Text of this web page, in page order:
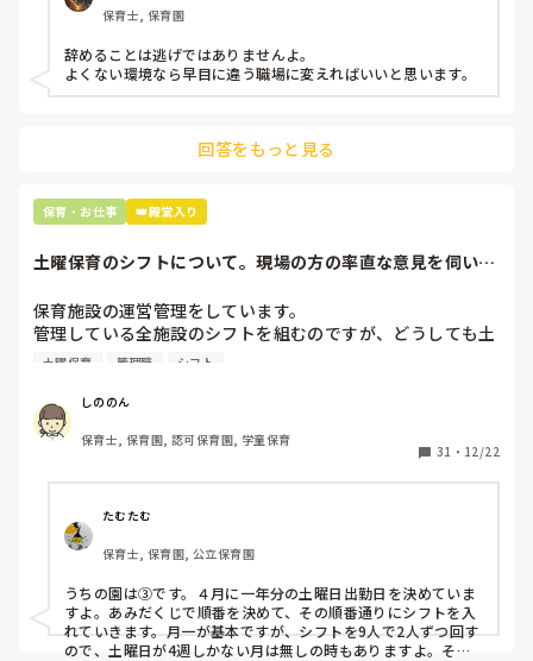
子どもの言いなりになればいいんだね
などいう意見で…
上の先生に相談することは難しそうです。
最後の職場にしようと思っていましたが
辞めることは逃げ、と、過去辞めた人も何年も言われ続けて
います
保育士, 保育園
辞めることは逃げではありませんよ。
よくない環境なら早目に違う職場に変えればいいと思います。
回答をもっと見る
保育・お仕事 👑殿堂入り
土曜保育のシフトについて。現場の方の率直な意見を伺いた
保育施設の運営管理をしています。
管理している全施設のシフトを組むのですが、どうしても土
曜保育だけは入れる方が少なく、いつも苦労しています。
て入職しているはずですが、いざ勤務が始まると一日も土曜
出勤が出来ない方ばかりです。
①土曜日の希望休は2日まで、と制限をかける
②毎月、必ず土曜保育に入ることのできる日を1日だけピッ
クアップしてもらう
③仮シフトが出た時、土曜出勤が難しければ自身で代わりの
人を交渉して見つけてもらう
上記のいずれかの対策を取り入れることを考えています。
土曜保育 管理職 シフト
しののん
保育士, 保育園, 認可保育園, 学童保育
31 ・ 12/22
たむたむ
保育士, 保育園, 公立保育園
うちの園は③です。４月に一年分の土曜日出勤日を決めていま
すよ。あみだくじで順番を決めて、その順番通りにシフトを入
れていきます。月一が基本ですが、シフトを9人で2人ずつ回す
ので、土曜日が4週しかない月は無しの時もありますよ。その